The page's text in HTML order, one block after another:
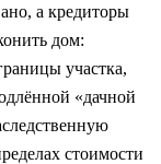
а кредиторы
дом:
участка,
«дачной
стоимости